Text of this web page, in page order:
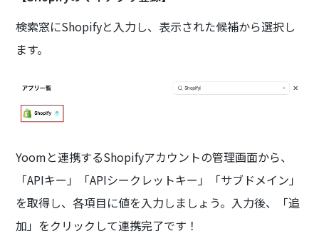
検索窓にShopifyと入力し、表示された候補から選択し
ます。
Yoomと連携するShopifyアカウントの管理画面から、
「APIキー」「APIシークレットキー」「サブドメイン」
を取得し、各項目に値を入力しましょう。入力後、「追
加」をクリックして連携完了です！